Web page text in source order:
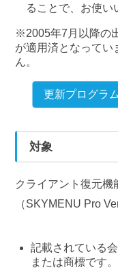
ることで、お使い
※2005年7月以降の
が適用済となってい
ん。
更新プログラ
対象
クライアント復元機
（SKYMENU Pro
記載されている
または商標です。